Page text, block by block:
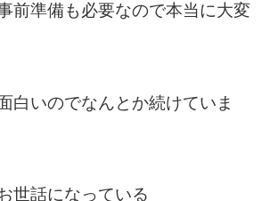
前準備も必要なので本当に大変
白いのでなんとか続けていま
世話になっている